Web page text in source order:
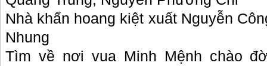
Nhà khẩn hoang kiệt xuất Nguyễn
Nhung
Tìm về nơi vua Minh Mệnh chào